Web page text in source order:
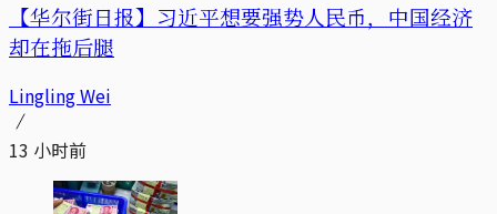
【华尔街日报】习近平想要强势人民币，中国经济
却在拖后腿
Lingling Wei
13 小时前